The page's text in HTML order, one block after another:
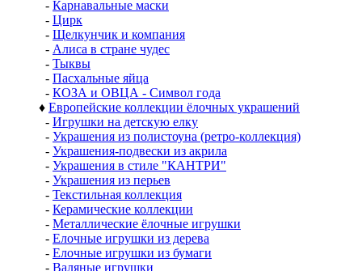
- Карнавальные маски
- Цирк
- Щелкунчик и компания
- Алиса в стране чудес
- Тыквы
- Пасхальные яйца
- КОЗА и ОВЦА - Символ года
♦ Европейские коллекции ёлочных украшений
- Игрушки на детскую елку
- Украшения из полистоуна (ретро-коллекция)
- Украшения-подвески из акрила
- Украшения в стиле "КАНТРИ"
- Украшения из перьев
- Текстильная коллекция
- Керамические коллекции
- Металлические ёлочные игрушки
- Елочные игрушки из дерева
- Елочные игрушки из бумаги
- Валяные игрушки